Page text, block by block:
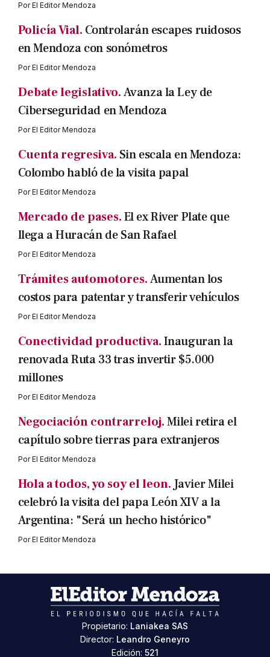
PorEl Editor Mendoza
Policía Vial. Controlarán escapes ruidosos
en Mendoza con sonómetros
PorEl Editor Mendoza
Debate legislativo.Avanza la Ley de
Ciberseguridad en Mendoza
PorEl Editor Mendoza
Cuenta regresiva. Sin escala en Mendoza:
Colombo habló de la visita papal
PorEl Editor Mendoza
Mercado de pases.El ex River Plate que
llega a Huracán de San Rafael
PorEl Editor Mendoza
Trámites automotores.Aumentan los
costos para patentar y transferir vehículos
PorEl Editor Mendoza
Conectividad productiva.Inauguran la
renovada Ruta 33 tras invertir $5.000
millones
PorEl Editor Mendoza
Negociación contrarreloj.Milei retira el
capítulo sobre tierras para extranjeros
PorEl Editor Mendoza
Hola a todos, yo soy el leon. Javier Milei
celebró la visita del papa León XIV a la
Argentina: "Será un hecho histórico"
PorEl Editor Mendoza
Propietario: Laniakea SAS
Director: Leandro Geneyro
Edición: 521